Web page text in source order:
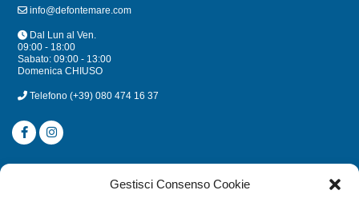
Gestisci Consenso Cookie
info@defontemare.com
Dal Lun al Ven.
09:00 - 18:00
Sabato: 09:00 - 13:00
Domenica CHIUSO
Telefono (+39) 080 474 16 37
CATEGORIE